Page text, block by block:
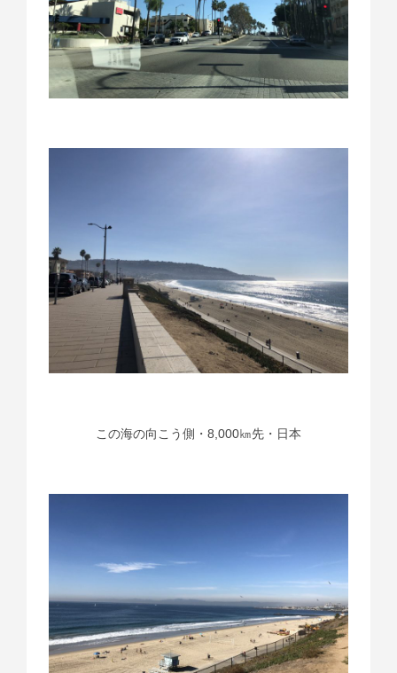
この海の向こう側・8,000㎞先・日本